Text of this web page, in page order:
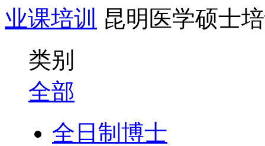
业课培训
昆明医学硕士
类别
全部
全日制博士